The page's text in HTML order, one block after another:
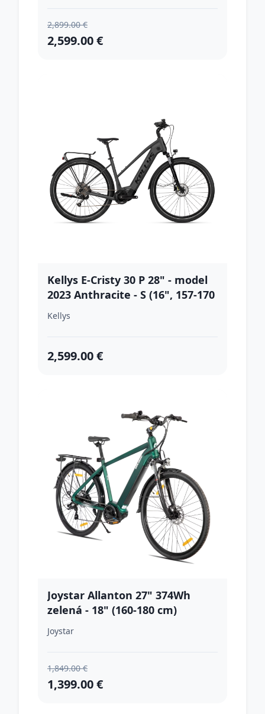
2,899.00 €
2,599.00 €
Kellys E-Cristy 30 P 28" - model
2023 Anthracite - S (16", 157-170
cm)
Kellys
2,599.00 €
Joystar Allanton 27" 374Wh
zelená - 18" (160-180 cm)
Joystar
1,849.00 €
1,399.00 €